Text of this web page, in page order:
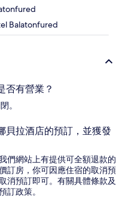
Balatonfured
否有營業？
。
貝拉酒店的預訂，並獲發
們網站上有提供可全額退款的
訂房，你可因應住宿的取消預
消預訂即可。有關具體條款及
訂政策。